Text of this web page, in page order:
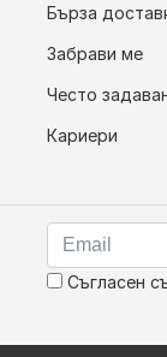
Бърза
Забрави ме
Често
Кариери
Съгласен